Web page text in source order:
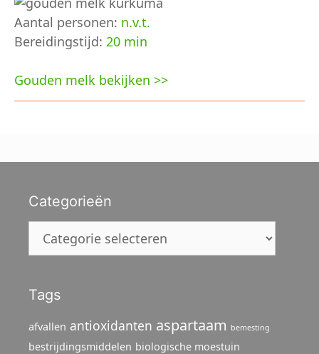
Aantal personen: n.v.t.
Bereidingstijd: 20 min
Gouden melk bekijken >>
Categorieën
Categorieën
Tags
afvallen antioxidanten aspartaam bemesting
bestrijdingsmiddelen biologische moestuin